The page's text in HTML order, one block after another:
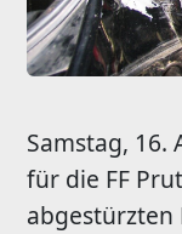
Samstag, 16.
für die FF
abgestürzten